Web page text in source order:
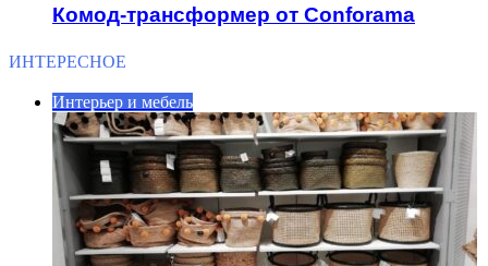
Комод-трансформер от Conforama
ИНТЕРЕСНОЕ
Интерьер и мебель